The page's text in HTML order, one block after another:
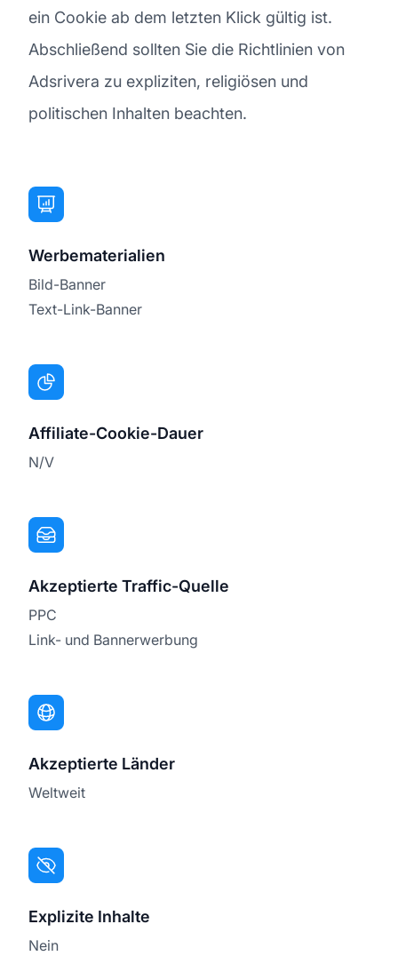
ein Cookie ab dem letzten Klick gültig ist.
Abschließend sollten Sie die Richtlinien von
Adsrivera zu expliziten, religiösen und
politischen Inhalten beachten.
Werbematerialien
Bild-Banner
Text-Link-Banner
Affiliate-Cookie-Dauer
N/V
Akzeptierte Traffic-Quelle
PPC
Link- und Bannerwerbung
Akzeptierte Länder
Weltweit
Explizite Inhalte
Nein